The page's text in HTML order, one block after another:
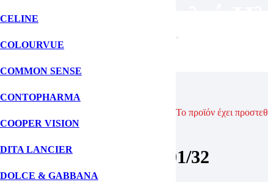
CELINE
COLOURVUE
COMMON SENSE
CONTOPHARMA
COOPER VISION
DITA LANCIER
DOLCE & GABBANA
Το προϊόν έχει
ΑΡΧΙΚΗ ΣΕΛΙΔΑ
RAYBAN 0RB2224 901/32
Ray-Ban
RAYBAN 0RB2224 901/32